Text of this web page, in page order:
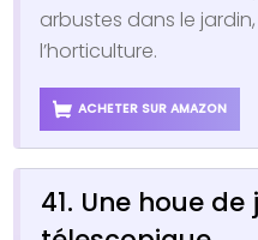
arbustes dans le
l’horticulture.
ACHETER SUR AMAZON
41. Une houe